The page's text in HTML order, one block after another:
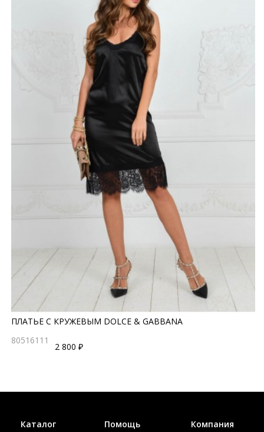
ПЛАТЬЕ С КРУЖЕВЫМ DOLCE & GABBANA
80516111
2 800 ₽
Каталог Помощь Компания